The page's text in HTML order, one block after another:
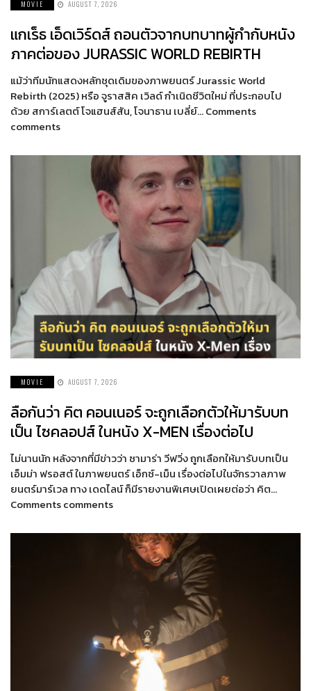
MOVIE AUGUST 7, 2026
แกเร็ธ เอ็ดเวิร์ดส์ ถอนตัวจากบทบาทผู้กำกับหนัง
ภาคต่อของ JURASSIC WORLD REBIRTH
แม้ว่าทีมนักแสดงหลักชุดเดิมของภาพยนตร์ Jurassic World
Rebirth (2025) หรือ จูราสสิค เวิลด์ กำเนิดชีวิตใหม่ ที่ประกอบไป
ด้วย สการ์เลตต์ โจแฮนส์สัน, โจนาธาน เบลี่ย์… Comments
comments
MOVIE AUGUST 7, 2026
ลือกันว่า คิต คอนเนอร์ จะถูกเลือกตัวให้มารับบท
เป็น ไซคลอปส์ ในหนัง X-MEN เรื่องต่อไป
ไม่นานนัก หลังจากที่มีข่าวว่า ซามาร่า วีฟวิ่ง ถูกเลือกให้มารับบทเป็น
เอ็มม่า ฟรอสต์ ในภาพยนตร์ เอ็กซ์-เม็น เรื่องต่อไปในจักรวาลภาพ
ยนตร์มาร์เวล ทาง เดดไลน์ ก็มีรายงานพิเศษเปิดเผยต่อว่า คิต…
Comments comments